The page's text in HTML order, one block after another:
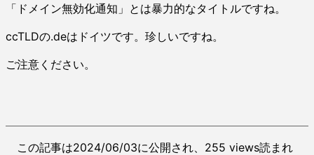
「ドメイン無効化通知」とは暴力的なタイトルですね。
ccTLDの.deはドイツです。珍しいですね。
ご注意ください。
この記事は2024/06/03に公開され、255 views読まれ